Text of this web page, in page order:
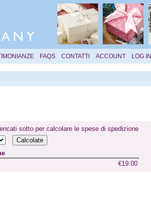
FAQS CONTATTI ACCOUNT LOG IN
sotto per calcolare le spese di spedizione
€19.00